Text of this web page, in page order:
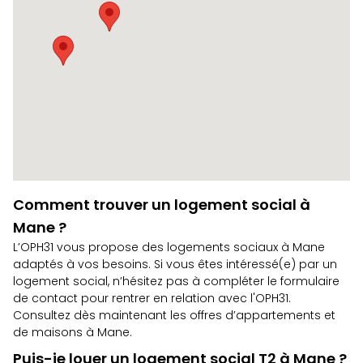
Comment trouver un logement social à
Mane ?
L’OPH31 vous propose des logements sociaux à Mane
adaptés à vos besoins. Si vous êtes intéressé(e) par un
logement social, n’hésitez pas à compléter le formulaire
de contact pour rentrer en relation avec l'OPH31.
Consultez dès maintenant les offres d’appartements et
de maisons à Mane.
Puis-je louer un logement social T2 à Mane ?